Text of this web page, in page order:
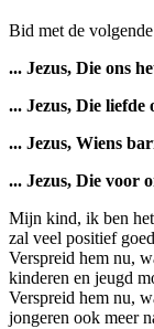
Bid met de
... Jezus, Die ons
... Jezus, Die
... Jezus, Wiens
... Jezus, Die voor
Mijn kind, ik ben
zal veel positief
Verspreid hem nu,
kinderen en jeugd
Verspreid hem nu,
jongeren ook meer